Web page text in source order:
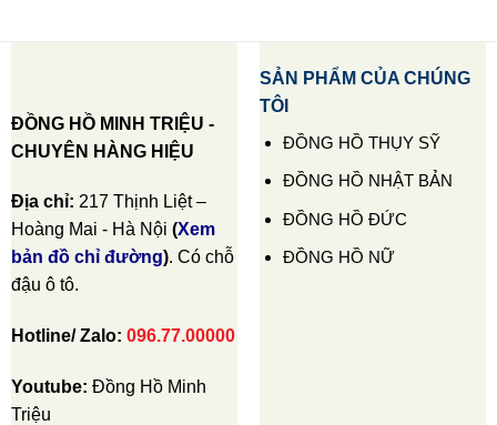
ĐỒNG HỒ MINH TRIỆU -
CHUYÊN HÀNG HIỆU
Địa chỉ: 217 Thịnh Liệt –
Hoàng Mai - Hà Nội (Xem
bản đồ chỉ đường). Có chỗ
đậu ô tô.
Hotline/ Zalo: 096.77.00000
Youtube: Đồng Hồ Minh
Triệu
SẢN PHẨM CỦA CHÚNG
TÔI
ĐỒNG HỒ THỤY SỸ
ĐỒNG HỒ NHẬT BẢN
ĐỒNG HỒ ĐỨC
ĐỒNG HỒ NỮ